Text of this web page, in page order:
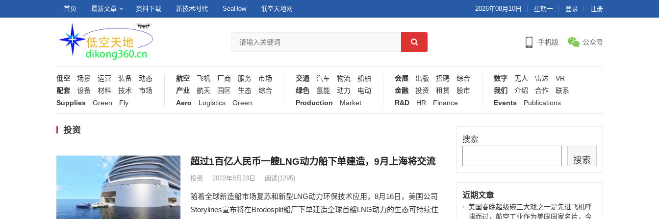
首页 最新文章 资料下载 新技术时代 SeaHow 低空天地网 2026年08月10日 星期一 登录 注册
手机版 公众号
低空 场景 运营 装备
动态
配套
设备 材料 技术
市场
Supplies
Green Fly
航空 飞机 厂商 服务
市场
产业
航天 园区 生态
综合
Aero
Logistics Green
交通 汽车 物流
船舶
绿色
氢能 动力
电动
Production
Market
会展 出版 招聘
综合
金融
投资 租赁
股市
R&D
HR Finance
数字 无人 雷达
VR
我们
介绍 合作
联系
Events
Publications
投资
超过1百亿人民币一艘LNG动力船下单建造，9月上海将交流
投资 2022年8月23日 阅读(1295)
随着全球新造船市场复苏和新型LNG动力环保技术应用，8月16日，美国公司
Storylines宣布将在Brodosplit船厂下单建造全球首艘LNG动力的生态可持续住
搜索
搜索
近期文章
美国春晚超级碗三大戏之一是先进飞机呼
啸而过，航空工业作为美国国家名片，今